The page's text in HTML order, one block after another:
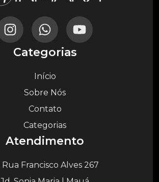
Categorias
Início
Sobre Nós
Contato
Categorias
Atendimento
Rua Francisco Alves 267